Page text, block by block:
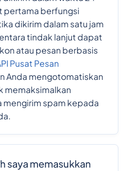
pertama berfungsi
dikirim dalam satu jam
tindak lanjut dapat
atau pesan berbasis
Pusat Pesan
Anda mengotomatiskan
memaksimalkan
mengirim spam kepada
saya memasukkan